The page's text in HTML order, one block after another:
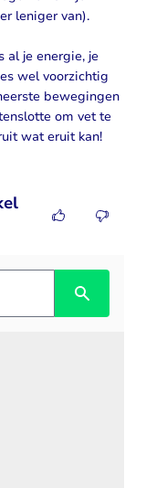
leniger van).
al je energie, je
wel voorzichtig
bewegingen
om vet te
wat eruit kan!